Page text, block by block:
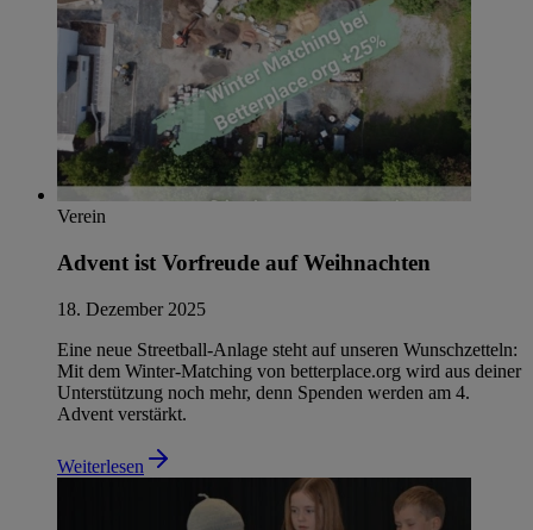
Verein
Advent ist Vorfreude auf Weihnachten
18. Dezember 2025
Eine neue Streetball-Anlage steht auf unseren Wunschzetteln:
Mit dem Winter-Matching von betterplace.org wird aus deiner
Unterstützung noch mehr, denn Spenden werden am 4.
Advent verstärkt. ️
Weiterlesen